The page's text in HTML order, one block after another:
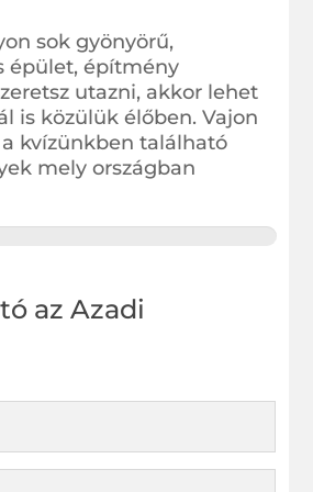
sok gyönyörű,
épület, építmény
utazni, akkor lehet
is közülük élőben. Vajon
kvízünkben található
mely országban
az Azadi